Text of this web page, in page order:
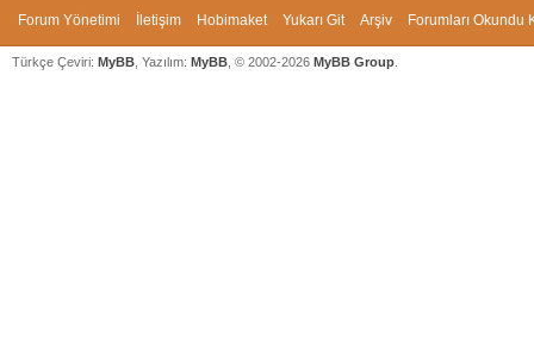
Forum Yönetimi İletişim Hobimaket Yukarı Git Arşiv Forumları Okundu
Türkçe Çeviri: MyBB , Yazılım: MyBB , © 2002-2026 MyBB Group